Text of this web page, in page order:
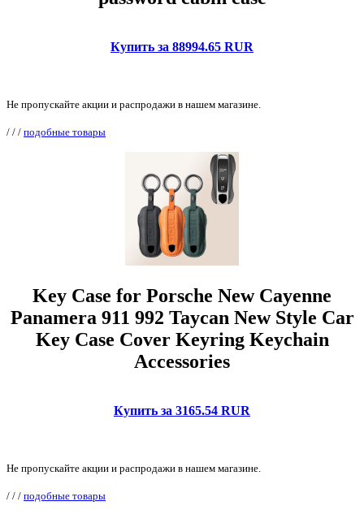
Купить за 88994.65 RUR
Не пропускайте акции и распродажи в нашем магазине.
/ / / подобные товары
Key Case for Porsche New Cayenne
Panamera 911 992 Taycan New Style Car
Key Case Cover Keyring Keychain
Accessories
Купить за 3165.54 RUR
Не пропускайте акции и распродажи в нашем магазине.
/ / / подобные товары